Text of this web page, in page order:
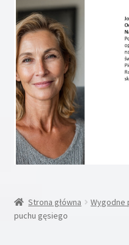
Pierze gęsie/puch gęsi
Pierze gęsie
Poduszki puchowe
Poduszki antyalergiczne
Produkty premium
Moje konto
Strona główna Wygodne
puchu gęsiego